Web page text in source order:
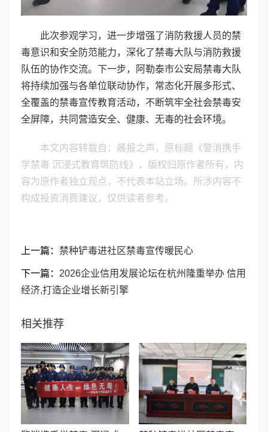
此次参观学习，进一步增强了消防救援人员的禁
毒意识和安全防范能力，深化了禁毒大队与消防救援
队伍的协作交流。下一步，阿勒泰市公安局禁毒大队
将持续加强与各单位联动协作，常态化开展多形式、
全覆盖的禁毒宣传教育活动，不断筑牢全社会禁毒安
全屏障，共同营造安全、健康、无毒的社会环境。
本文内容转载自：晨报之声，原标题《警消携手
学禁毒 沉浸式教育筑防线》，版权归原作者所有，内
容为原作者独立观点，不代表本站立场。所涉内容不
构成投资消费建议，仅供读者参考。
上一篇： 禁种铲毒进社区禁毒宣传暖民心
下一篇： 2026企业信用发展论坛在杭州隆重举办 信用
经济,打造企业增长新引擎
相关推荐